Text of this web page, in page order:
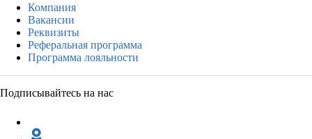
Компания
Вакансии
Реквизиты
Реферальная программа
Программа лояльности
Подписывайтесь на нас